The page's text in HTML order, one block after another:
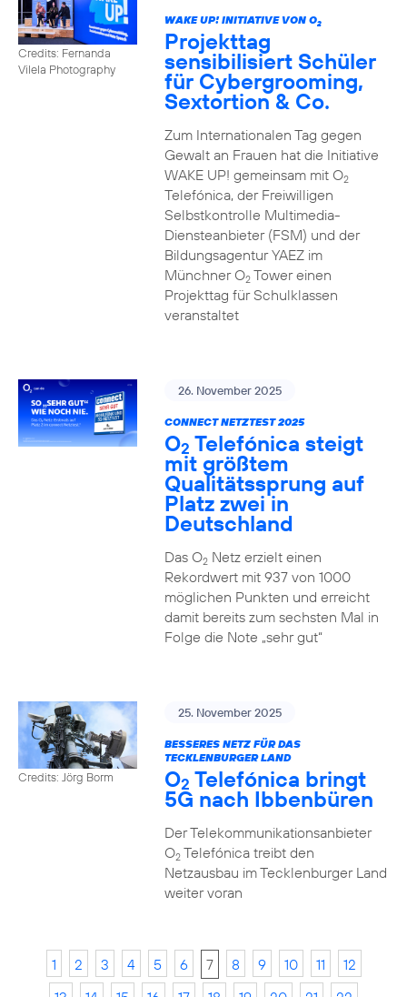
Credits: Fernanda
Vilela Photography
WAKE UP! INITIATIVE VON O2
Projekttag
sensibilisiert Schüler
für Cybergrooming,
Sextortion & Co.
Zum Internationalen Tag gegen
Gewalt an Frauen hat die Initiative
WAKE UP! gemeinsam mit O2
Telefónica, der Freiwilligen
Selbstkontrolle Multimedia-
Diensteanbieter (FSM) und der
Bildungsagentur YAEZ im
Münchner O2Tower einen
Projekttag für Schulklassen
veranstaltet
26. November 2025
CONNECT NETZTEST 2025
O2 Telefónica steigt
mit größtem
Qualitätssprung auf
Platz zwei in
Deutschland
Das O2Netz erzielt einen
Rekordwert mit 937 von 1000
möglichen Punkten und erreicht
damit bereits zum sechsten Mal in
Folge die Note „sehr gut“
Credits: Jörg Borm
25. November 2025
BESSERES NETZ FÜR DAS
TECKLENBURGER LAND
O2 Telefónica bringt
5G nach Ibbenbüren
Der Telekommunikationsanbieter
O2Telefónica treibt den
Netzausbau im Tecklenburger Land
weiter voran
1 2 3 4 5 6 7 8 9 10 11
12